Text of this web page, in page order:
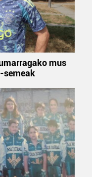
mus
semeak